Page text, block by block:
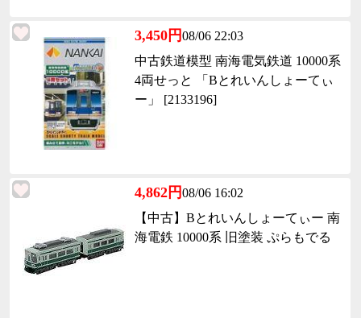
3,450円08/06 22:03
中古鉄道模型 南海電気鉄道 10000系
4両せっと 「Bとれいんしょーてぃ
ー」 [2133196]
4,862円08/06 16:02
【中古】Bとれいんしょーてぃー 南
海電鉄 10000系 旧塗装 ぷらもでる